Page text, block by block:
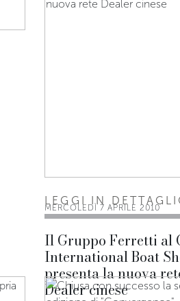
MERCOLEDÌ 7 APRILE 2010
Il Gruppo Ferretti al
International Boat
presenta la nuova
Dealer cinese
LEGGI IN